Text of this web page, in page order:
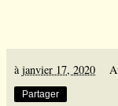
à janvier 17, 2020
Partager